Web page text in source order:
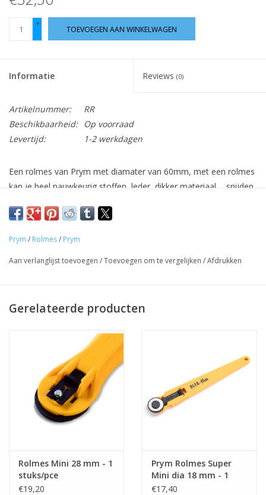
+
-
TOEVOEGEN AAN WINKELWAGEN
Informatie Reviews (0)
Artikelnummer:
RR
Beschikbaarheid:
Op voorraad
Levertijd:
1-2 werkdagen
Een rolmes van Prym met diamater van 60mm, met een rolmes
kan je heel nauwkeurig stoffen, leder, dikker materiaal,... snijden.
Prym / Rolmes/ Prym
Aan verlanglijst toevoegen /Toevoegen om te vergelijken /Afdrukken
Gerelateerde producten
Rolmes Mini 28 mm - 1
stuks/pce
€19,20
Prym Rolmes Super
Mini dia 18 mm - 1
stuks/pce
€17,40